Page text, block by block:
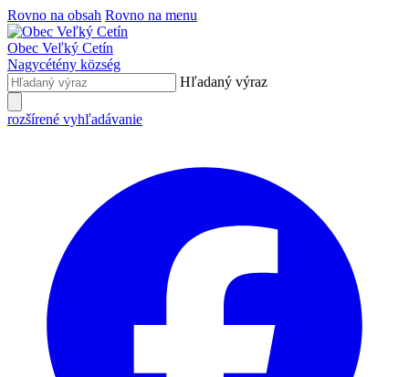
Rovno na obsah Rovno na menu
Obec Veľký Cetín
Nagycétény község
Hľadaný výraz
rozšírené vyhľadávanie